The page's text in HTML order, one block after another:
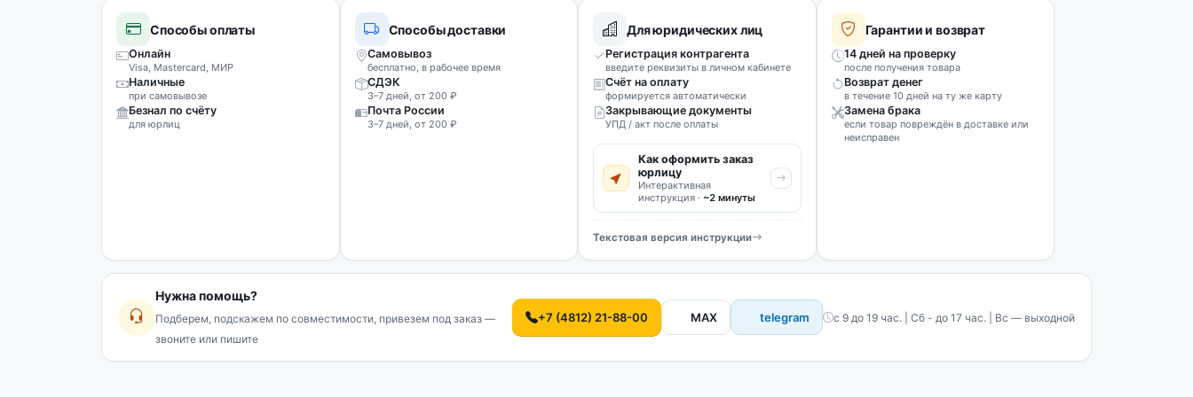
Способы оплаты
Онлайн
Visa, Mastercard, МИР
Наличные
при самовывозе
Безнал по счёту
для юрлиц
Способы доставки
Самовывоз
бесплатно, в рабочее время
СДЭК
3–7 дней, от 200 ₽
Почта России
3–7 дней, от 200 ₽
Для юридических лиц
Регистрация контрагента
введите реквизиты в личном кабинете
Счёт на оплату
формируется автоматически
Закрывающие документы
УПД / акт после оплаты
Как оформить заказ
юрлицу
Интерактивная
инструкция · ~2 минуты
Текстовая версия инструкции
Гарантии и возврат
14 дней на проверку
после получения товара
Возврат денег
в течение 10 дней на ту же карту
Замена брака
если товар повреждён в доставке или
неисправен
Нужна помощь?
Подберем, подскажем по совместимости, привезем под заказ —
звоните или пишите
+7 (4812) 21-88-00 MAX telegram с 9 до 19 час. | Сб - до 17 час. | Вс — выходной